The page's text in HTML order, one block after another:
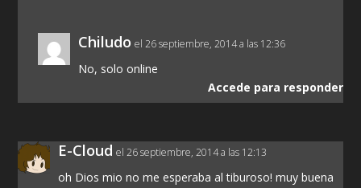
Chiludo el 26 septiembre, 2014 a las 12:36
No, solo online
Accede para responder
E-Cloud el 26 septiembre, 2014 a las 12:13
oh Dios mio no me esperaba al tiburoso! muy buena